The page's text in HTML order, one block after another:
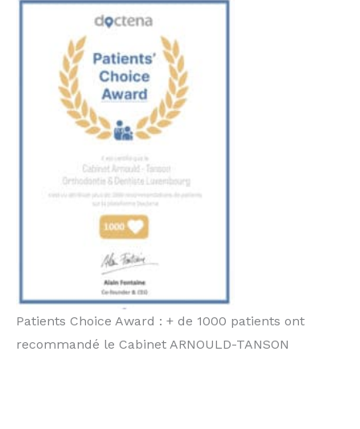
Patients Choice Award : + de 1000 patients ont
recommandé le Cabinet ARNOULD-TANSON